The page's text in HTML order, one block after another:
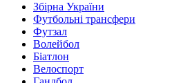
Збірна України
Футбольні трансфери
Футзал
Волейбол
Біатлон
Велоспорт